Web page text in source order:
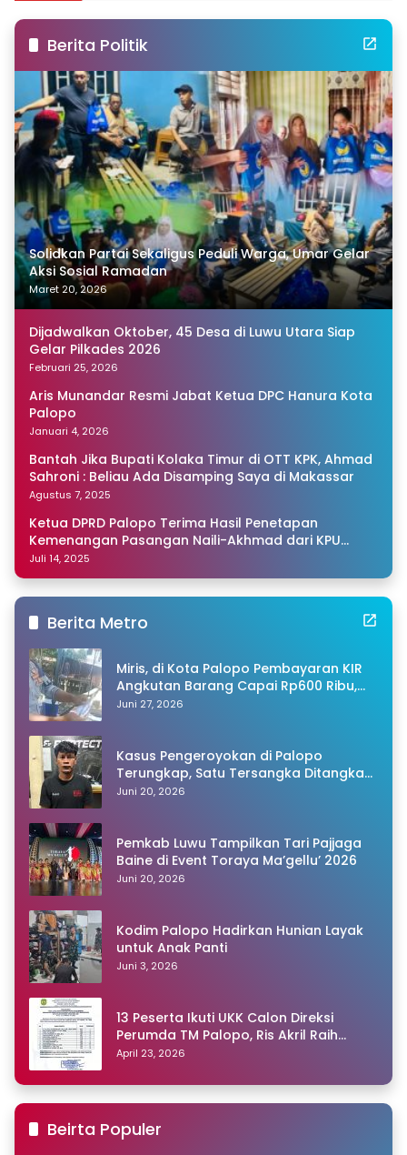
Berita Politik
Solidkan Partai Sekaligus Peduli Warga, Umar Gelar
Aksi Sosial Ramadan
Maret 20, 2026
Dijadwalkan Oktober, 45 Desa di Luwu Utara Siap
Gelar Pilkades 2026
Februari 25, 2026
Aris Munandar Resmi Jabat Ketua DPC Hanura Kota
Palopo
Januari 4, 2026
Bantah Jika Bupati Kolaka Timur di OTT KPK, Ahmad
Sahroni : Beliau Ada Disamping Saya di Makassar
Agustus 7, 2025
Ketua DPRD Palopo Terima Hasil Penetapan
Kemenangan Pasangan Naili-Akhmad dari KPU
Sulsel
Juli 14, 2025
Berita Metro
Miris, di Kota Palopo Pembayaran KIR
Angkutan Barang Capai Rp600 Ribu,
Warganet Pertanyakan Dugaan Pungli
Juni 27, 2026
Kasus Pengeroyokan di Palopo
Terungkap, Satu Tersangka Ditangkap
Polisi
Juni 20, 2026
Pemkab Luwu Tampilkan Tari Pajjaga
Baine di Event Toraya Ma’gellu’ 2026
Juni 20, 2026
Kodim Palopo Hadirkan Hunian Layak
untuk Anak Panti
Juni 3, 2026
13 Peserta Ikuti UKK Calon Direksi
Perumda TM Palopo, Ris Akril Raih
Peringkat Pertama
April 23, 2026
Beirta Populer